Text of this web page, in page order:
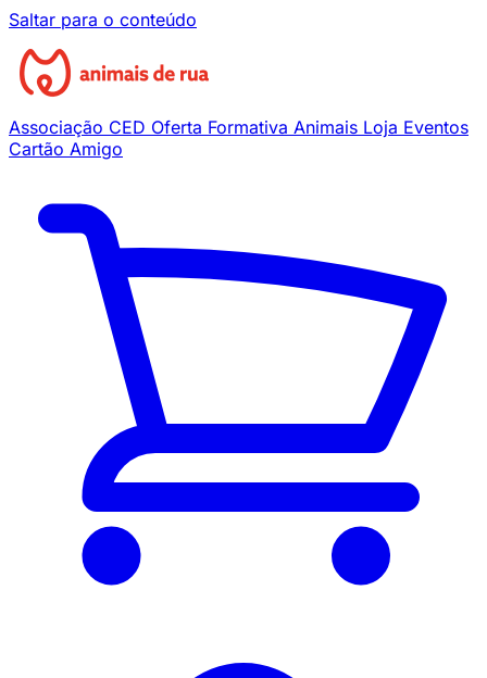
Saltar para o conteúdo
Associação CED Oferta Formativa Animais Loja Eventos
Cartão Amigo